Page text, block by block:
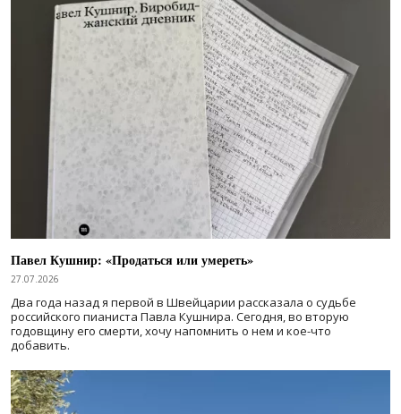
Павел Кушнир: «Продаться или умереть»
27.07.2026
Два года назад я первой в Швейцарии рассказала о судьбе
российского пианиста Павла Кушнира. Сегодня, во вторую
годовщину его смерти, хочу напомнить о нем и кое-что
добавить.